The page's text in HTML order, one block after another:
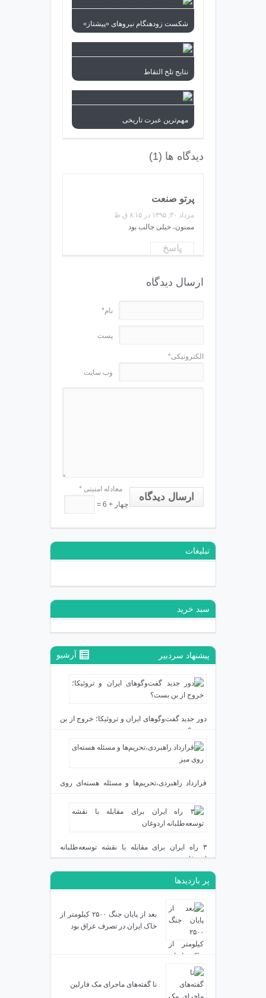
شکست زودهنگام نیروهای «پیشتاز»
نتایج تلخ التقاط
مهم‌ترین عبرت تاریخی
دیدگاه ها (1)
پرتو صنعت
مرداد ۳۰, ۱۳۹۵ در ۸:۱۵ ق.ظ
ممنون، خیلی جالب بود
پاسخ
ارسال دیدگاه
نام*
پست
الکترونیکی*
وب سایت
ارسال دیدگاه
معادله امنیتی *
چهار + 6 =
تبلیغات
سبد خرید
پیشنهاد سردبیر آرشیو
دور جدید گفت‌وگوهای ایران و تروئیکا؛ خروج از بن
بست؟
دی ۲۴, ۱۴۰۳
قرارداد راهبردی،تحریم‌ها و مسئله هسته‌ای روی
دی ۲۳, ۱۴۰۳
۳ راه ایران برای مقابله با نقشه توسعه‌طلبانه
اردوغان
دی ۱۹, ۱۴۰۳
پر بازدیدها
بعد از پایان جنگ ۲۵۰۰ کیلومتر از
خاک ایران در تصرف عراق بود
نا گفته‌های ماجرای مک فارلین